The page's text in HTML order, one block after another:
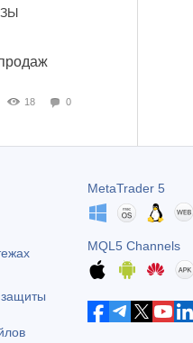
18 0
MetaTrader 5
MQL5 Channels